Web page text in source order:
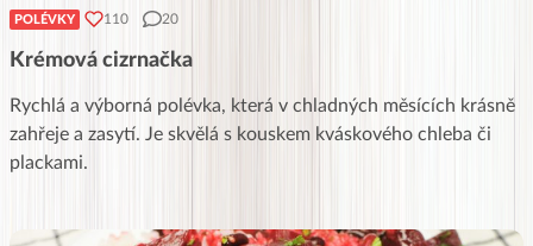
POLÉVKY 110 20
Krémová cizrnačka
Rychlá a výborná polévka, která v chladných měsících krásně
zahřeje a zasytí. Je skvělá s kouskem kváskového chleba či
plackami.